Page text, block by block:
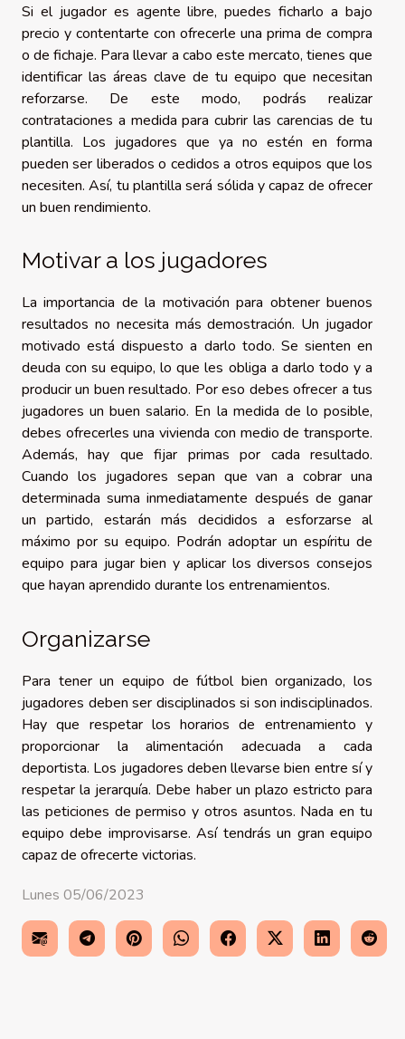
Si el jugador es agente libre, puedes ficharlo a bajo
precio y contentarte con ofrecerle una prima de compra
o de fichaje. Para llevar a cabo este mercato, tienes que
identificar las áreas clave de tu equipo que necesitan
reforzarse. De este modo, podrás realizar
contrataciones a medida para cubrir las carencias de tu
plantilla. Los jugadores que ya no estén en forma
pueden ser liberados o cedidos a otros equipos que los
necesiten. Así, tu plantilla será sólida y capaz de ofrecer
un buen rendimiento.
Motivar a los jugadores
La importancia de la motivación para obtener buenos
resultados no necesita más demostración. Un jugador
motivado está dispuesto a darlo todo. Se sienten en
deuda con su equipo, lo que les obliga a darlo todo y a
producir un buen resultado. Por eso debes ofrecer a tus
jugadores un buen salario. En la medida de lo posible,
debes ofrecerles una vivienda con medio de transporte.
Además, hay que fijar primas por cada resultado.
Cuando los jugadores sepan que van a cobrar una
determinada suma inmediatamente después de ganar
un partido, estarán más decididos a esforzarse al
máximo por su equipo. Podrán adoptar un espíritu de
equipo para jugar bien y aplicar los diversos consejos
que hayan aprendido durante los entrenamientos.
Organizarse
Para tener un equipo de fútbol bien organizado, los
jugadores deben ser disciplinados si son indisciplinados.
Hay que respetar los horarios de entrenamiento y
proporcionar la alimentación adecuada a cada
deportista. Los jugadores deben llevarse bien entre sí y
respetar la jerarquía. Debe haber un plazo estricto para
las peticiones de permiso y otros asuntos. Nada en tu
equipo debe improvisarse. Así tendrás un gran equipo
capaz de ofrecerte victorias.
Lunes 05/06/2023